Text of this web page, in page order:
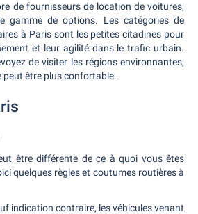
de fournisseurs de location de voitures,
gamme de options. Les catégories de
à Paris sont les petites citadines pour
et leur agilité dans le trafic urbain.
de visiter les régions environnantes,
peut être plus confortable.
être différente de ce à quoi vous êtes
quelques règles et coutumes routières à
indication contraire, les véhicules venant